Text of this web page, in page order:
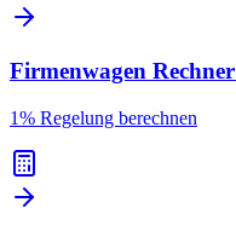
Firmenwagen Rechner
1% Regelung berechnen